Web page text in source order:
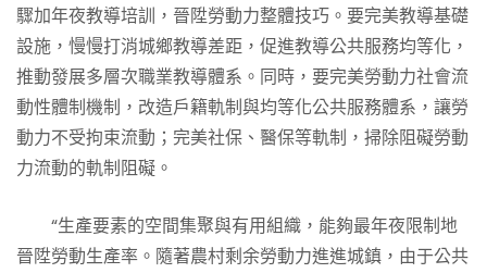
驟加年夜教導培訓，晉陞勞動力整體技巧。要完美教導基礎
設施，慢慢打消城鄉教導差距，促進教導公共服務均等化，
推動發展多層次職業教導體系。同時，要完美勞動力社會流
動性體制機制，改造戶籍軌制與均等化公共服務體系，讓勞
動力不受拘束流動；完美社保、醫保等軌制，掃除阻礙勞動
力流動的軌制阻礙。
“生產要素的空間集聚與有用組織，能夠最年夜限制地
晉陞勞動生產率。隨著農村剩余勞動力進進城鎮，由于公共